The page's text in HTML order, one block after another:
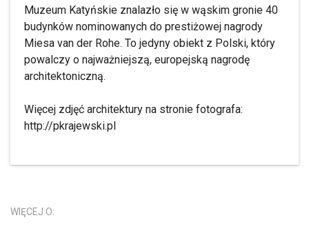
Muzeum Katyńskie znalazło się w wąskim gronie 40
budynków nominowanych do prestiżowej nagrody
Miesa van der Rohe. To jedyny obiekt z Polski, który
powalczy o najważniejszą, europejską nagrodę
architektoniczną.
Więcej zdjęć architektury na stronie fotografa:
http://pkrajewski.pl
WIĘCEJ O: